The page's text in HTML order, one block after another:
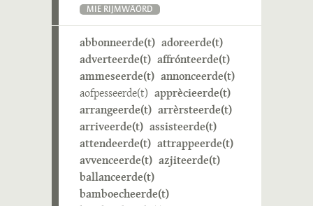
MIE RIJMWÄÖRD
abbonneerde(t) adoreerde(t)
adverteerde(t) affrónteerde(t)
ammeseerde(t) annonceerde(t)
aofpesseerde(t) apprècieerde(t)
arrangeerde(t) arrèrsteerde(t)
arriveerde(t) assisteerde(t)
attendeerde(t) attrappeerde(t)
avvenceerde(t) azjiteerde(t)
ballanceerde(t)
bamboecheerde(t)